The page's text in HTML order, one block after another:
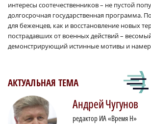
интересы соотечественников – не пустой
долгосрочная государственная программа.
для беженцев, как и восстановление новых
пострадавших от военных действий –
демонстрирующий истинные мотивы и
АКТУАЛЬНАЯ ТЕМА
АндрейЧугунов
редактор ИА «Время Н»